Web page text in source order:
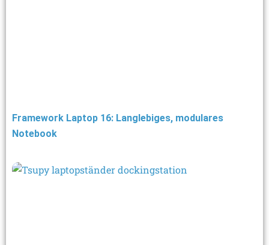
Framework Laptop 16: Langlebiges, modulares
Notebook